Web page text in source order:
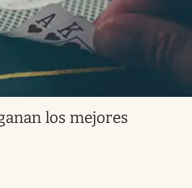
los mejores